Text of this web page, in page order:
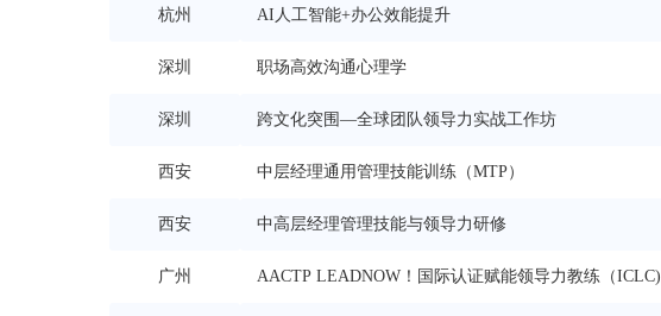
杭州 AI人工智能+办公效能提升
深圳 职场高效沟通心理学
深圳 跨文化突围—全球团队领导力实战工作坊
西安 中层经理通用管理技能训练（MTP）
西安 中高层经理管理技能与领导力研修
广州 AACTP LEADNOW！国际认证赋能领导力教练（ICLC)